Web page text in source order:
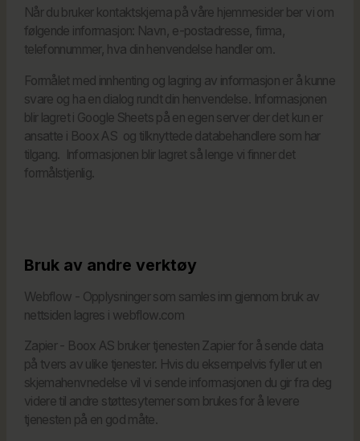
Når du bruker kontaktskjema på våre hjemmesider ber vi om
følgende informasjon: Navn, e-postadresse, firma,
telefonnummer, hva din henvendelse handler om.
Formålet med innhenting og lagring av informasjon er å kunne
svare og ha en dialog rundt din henvendelse. Informasjonen
blir lagret i Google Sheets på en egen server der det kun er
ansatte i Boox AS og tilknyttede databehandlere som har
tilgang. Informasjonen blir lagret så lenge vi finner det
formålstjenlig.
Bruk av andre verktøy
Webflow - Opplysninger som samles inn gjennom bruk av
nettsiden lagres i webflow.com
Zapier - Boox AS bruker tjenesten Zapier for å sende data
på tvers av ulike tjenester. Hvis du eksempelvis fyller ut en
skjemahenvnedelse vil vi sende informasjonen du gir fra deg
videre til andre støttesytemer som brukes for å levere
tjenesten på en god måte.